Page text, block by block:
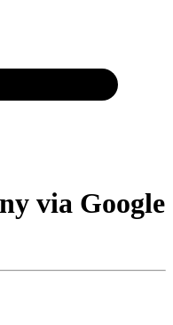
via Google